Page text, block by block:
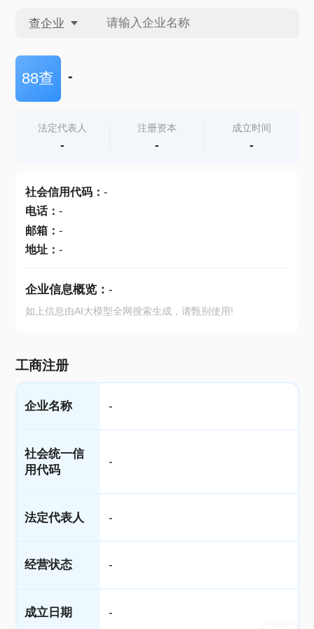
查企业
查企业
查产地
88查 -
法定代表人
-
注册资本
-
成立时间
-
社会信用代码： -
电话： -
邮箱： -
地址： -
企业信息概览： -
如上信息由AI大模型全网搜索生成，请甄别使用!
工商注册
企业名称 -
社会统一信
用代码
-
法定代表人 -
经营状态 -
成立日期 -